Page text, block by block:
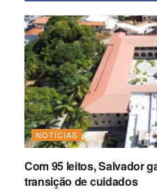
NOTÍCIAS
Com 95 leitos, Salvador
transição de cuidados